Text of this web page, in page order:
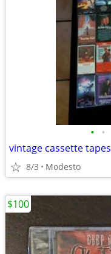
• •
vintage cassette tapes
8/3 Modesto
$100